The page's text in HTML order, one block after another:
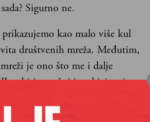
Sigurno ne.
kao malo više kul
društvenih mreža. Međutim,
je ono što me i dalje
biti uspešni i ambiciozni
smo strašno pametni i